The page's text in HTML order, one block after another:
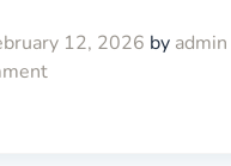
12, 2026 by admin